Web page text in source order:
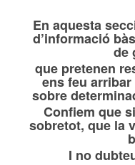
En aquesta
d’informació
de
que pretenen
ens feu
sobre
Confiem que
sobretot, que la
I no